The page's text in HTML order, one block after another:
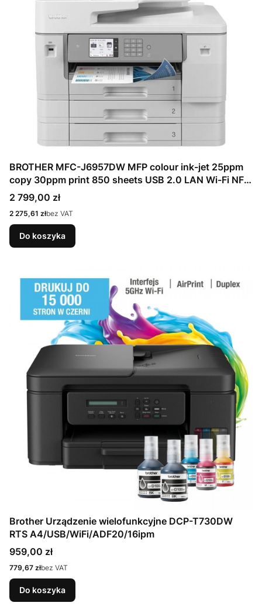
BROTHER MFC-J6957DW MFP colour ink-jet 25ppm
copy 30ppm print 850 sheets USB 2.0 LAN Wi-Fi NFC
USB 2.0 host
Cena
2 799,00 zł
Cena
2 275,61 złbez VAT
Do koszyka
Brother Urządzenie wielofunkcyjne DCP-T730DW
RTS A4/USB/WiFi/ADF20/16ipm
Cena
959,00 zł
Cena
779,67 złbez VAT
Do koszyka